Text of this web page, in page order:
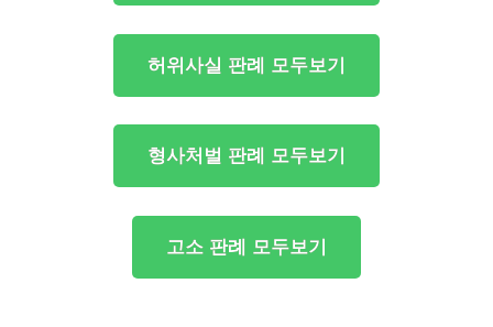
허위사실 판례 모두보기
형사처벌 판례 모두보기
고소 판례 모두보기